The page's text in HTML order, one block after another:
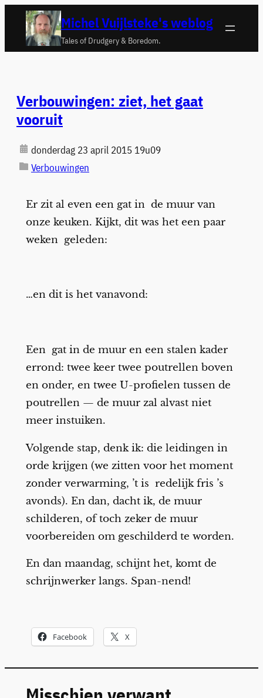
naar
Michel Vuijlsteke's weblog
Tales of Drudgery & Boredom.
Verbouwingen: ziet, het gaat
vooruit
donderdag 23 april 2015 19u09
Verbouwingen
Er zit al even een gat in de muur van
onze keuken. Kijkt, dit was het een paar
weken geleden:
…en dit is het vanavond:
Een gat in de muur en een stalen kader
errond: twee keer twee poutrellen boven
en onder, en twee U-profielen tussen de
poutrellen — de muur zal alvast niet
meer instuiken.
Volgende stap, denk ik: die leidingen in
orde krijgen (we zitten voor het moment
zonder verwarming, ’t is redelijk fris ’s
avonds). En dan, dacht ik, de muur
schilderen, of toch zeker de muur
voorbereiden om geschilderd te worden.
En dan maandag, schijnt het, komt de
schrijnwerker langs. Span-nend!
Facebook X